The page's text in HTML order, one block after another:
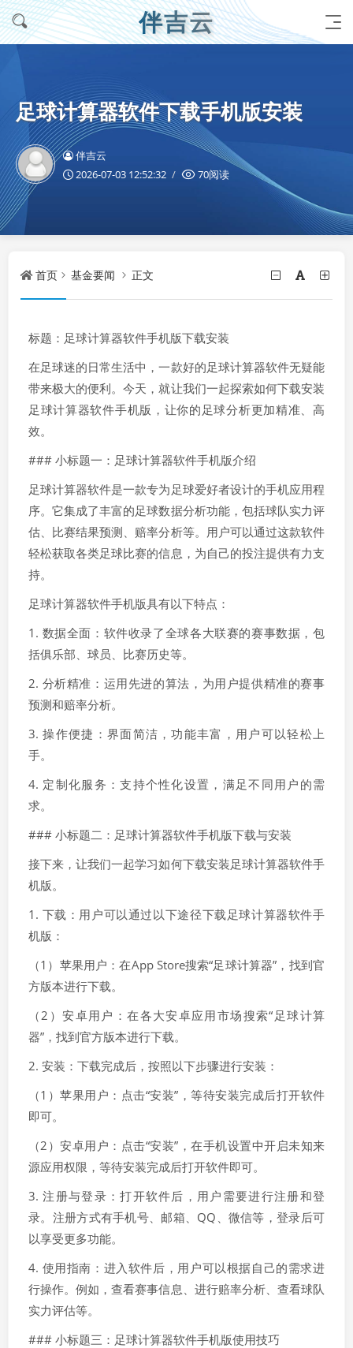
伴吉云
足球计算器软件下载手机版安装
伴吉云
2026-07-03 12:52:32
70阅读
首页 基金要闻 正文
标题：足球计算器软件手机版下载安装
在足球迷的日常生活中，一款好的足球计算器软件无疑能
带来极大的便利。今天，就让我们一起探索如何下载安装
足球计算器软件手机版，让你的足球分析更加精准、高
效。
### 小标题一：足球计算器软件手机版介绍
足球计算器软件是一款专为足球爱好者设计的手机应用程
序。它集成了丰富的足球数据分析功能，包括球队实力评
估、比赛结果预测、赔率分析等。用户可以通过这款软件
轻松获取各类足球比赛的信息，为自己的投注提供有力支
持。
足球计算器软件手机版具有以下特点：
1. 数据全面：软件收录了全球各大联赛的赛事数据，包
括俱乐部、球员、比赛历史等。
2. 分析精准：运用先进的算法，为用户提供精准的赛事
预测和赔率分析。
3. 操作便捷：界面简洁，功能丰富，用户可以轻松上
手。
4. 定制化服务：支持个性化设置，满足不同用户的需
求。
### 小标题二：足球计算器软件手机版下载与安装
接下来，让我们一起学习如何下载安装足球计算器软件手
机版。
1. 下载：用户可以通过以下途径下载足球计算器软件手
机版：
（1）苹果用户：在App Store搜索“足球计算器”，找到官
方版本进行下载。
（2）安卓用户：在各大安卓应用市场搜索“足球计算
器”，找到官方版本进行下载。
2. 安装：下载完成后，按照以下步骤进行安装：
（1）苹果用户：点击“安装”，等待安装完成后打开软件
即可。
（2）安卓用户：点击“安装”，在手机设置中开启未知来
源应用权限，等待安装完成后打开软件即可。
3. 注册与登录：打开软件后，用户需要进行注册和登
录。注册方式有手机号、邮箱、QQ、微信等，登录后可
以享受更多功能。
4. 使用指南：进入软件后，用户可以根据自己的需求进
行操作。例如，查看赛事信息、进行赔率分析、查看球队
实力评估等。
### 小标题三：足球计算器软件手机版使用技巧